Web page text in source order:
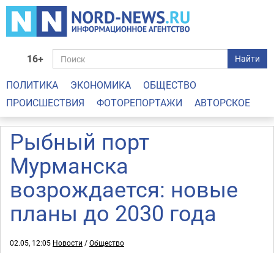
16+ Найти
ПОЛИТИКА ЭКОНОМИКА
ОБЩЕСТВО
ПРОИСШЕСТВИЯ
ФОТОРЕПОРТАЖИ АВТОРСКОЕ
Рыбный порт
Мурманска
возрождается: новые
планы до 2030 года
02.05, 12:05 Новости /Общество